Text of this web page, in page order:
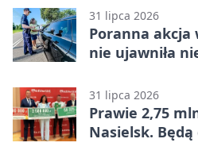
Mazowiecki 1:2
31 lipca 2026
Poranna akcja
nie ujawniła
31 lipca 2026
Prawie 2,75
Nasielsk.